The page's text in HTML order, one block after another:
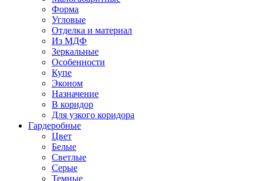
Форма
Угловые
Отделка и материал
Из МДФ
Зеркальные
Особенности
Купе
Эконом
Назначение
В коридор
Для узкого коридора
Гардеробные
Цвет
Белые
Светлые
Серые
Темные